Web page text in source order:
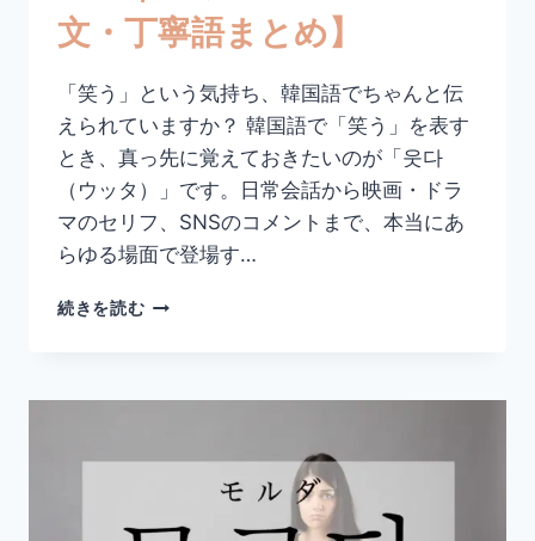
【活
例
文・
比
表
現
ま
め】
文・丁寧語まとめ】
「笑う」という気持ち、韓国語でちゃんと伝
えられていますか？ 韓国語で「笑う」を表す
とき、真っ先に覚えておきたいのが「웃다
（ウッタ）」です。日常会話から映画・ドラ
マのセリフ、SNSのコメントまで、本当にあ
らゆる場面で登場す…
続きを読む韓
다」
使